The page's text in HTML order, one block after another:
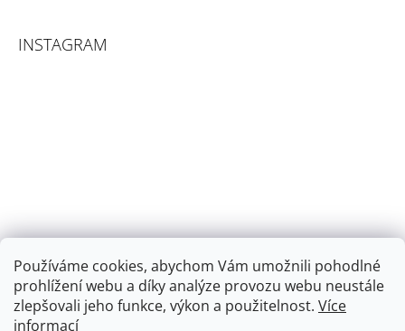
Používáme cookies, abychom Vám umožnili pohodlné
prohlížení webu a díky analýze provozu webu neustále
zlepšovali jeho funkce, výkon a použitelnost. Více
informací
INSTAGRAM